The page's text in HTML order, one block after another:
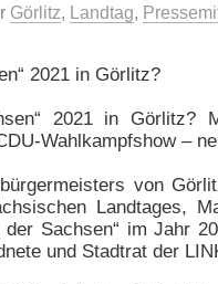
Görlitz, Landtag,
2021 in Görlitz?
2021 in Görlitz?
Wahlkampfshow –
von
Landtages,
der Sachsen“ im Jahr
und Stadtrat der